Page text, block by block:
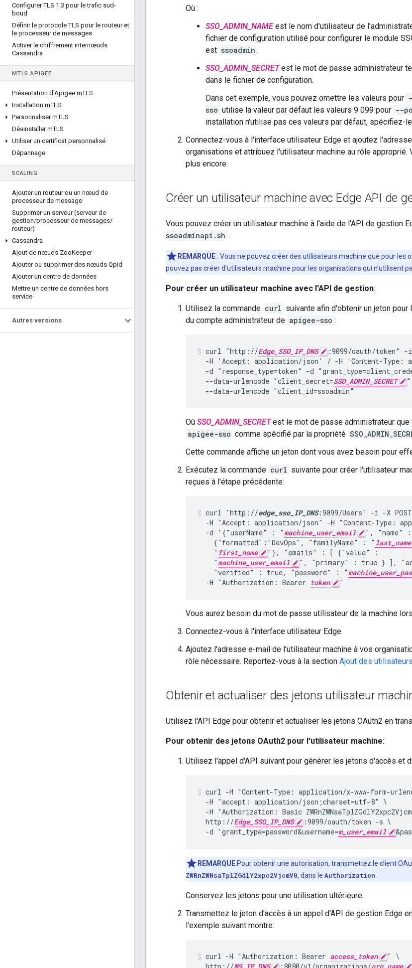
Configurer TLS 1 .3 pour le trafic sud-
boud
Définir le protocole TLS pour le routeur et
le processeur de messages
Activer le chiffrement internœuds
Cassandra
MTLS APIGEE
Présentation d'Apigee mTLS
Installation mTLS
Personnaliser mTLS
Désinstaller mTLS
Utiliser un certificat personnalisé
Dépannage
SCALING
Ajouter un routeur ou un nœud de
processeur de message
Supprimer un serveur (serveur de
gestion/processeur de messages/
routeur)
Cassandra
Ajout de nœuds ZooKeeper
Ajouter ou supprimer des nœuds Qpid
Ajouter un centre de données
Mettre un centre de données hors
service
Autres versions
Où :
SSO_ADMIN_NAMEest le nom d'utilisateur de
fichier de configuration utilisé pour configurer le module
est ssoadmin .
SSO_ADMIN_SECRETest le mot de passe administrateur
dans le fichier de configuration.
Dans cet exemple, vous pouvez omettre les valeurs pour
sso utilise la valeur par défaut les valeurs 9 099 pour --
installation n'utilise pas ces valeurs par défaut, spécifiez-
Connectez-vous à l'interface utilisateur Edge et ajoutez
organisations et attribuez l'utilisateur machine au rôle approprié.
plus encore.
Créer un utilisateur machine avec Edge API de
Vous pouvez créer un utilisateur machine à l'aide de l'API de gestion
ssoadminapi.sh .
REMARQUE : Vous ne pouvez créer des utilisateurs machine que pour les
pouvez pas créer d'utilisateurs machine pour les organisations qui n'utilisent
Pour créer un utilisateur machine avec l'API de gestion:
Utilisez la commande curl suivante afin d'obtenir un jeton pour
du compte administrateur de apigee-sso :
curl "http://Edge_SSO_IP_DNS
:9099/oauth/token" -
-H 'Accept: application/json' / -H 'Content-Type:
-d "response_type=token" -d
  --data-urlencode "client_secret=
SSO_ADMIN_SECRET
  --data-urlencode "client_id=ssoadmin"
Où SSO_ADMIN_SECRETest le mot de passe administrateur
apigee-sso comme spécifié par la propriété
Cette commande affiche un jeton dont vous avez besoin pour
Exécutez la commande curl suivante pour créer l'utilisateur
reçues à l'étape précédente:
curl "http://edge_sso_IP_DNS:9099/Users" -i -X
-H "Accept: application/json" -H "Content-Type:
  -d '{"userName" : "
machine_user_email
", "name" :
    {"formatted":"DevOps", "familyName" : "
last_name
    "
first_name
"}, "emails" : [ {"value" :
    "
machine_user_email
", "primary" : true } ],
    "verified" : true, "password" : "
  -H "Authorization: Bearer
token "
Vous aurez besoin du mot de passe utilisateur de la machine
Connectez-vous à l'interface utilisateur Edge.
Ajoutez l'adresse e-mail de l'utilisateur machine à vos
rôle nécessaire. Reportez-vous à la section Ajout des
Obtenir et actualiser des jetons utilisateur
Utilisez l'API Edge pour obtenir et actualiser les jetons OAuth2 en
Pour obtenir des jetons OAuth2 pour l'utilisateur machine:
Utilisez l'appel d'API suivant pour générer les jetons d'accès et
curl -H "Content-Type: application/x-www-form-
  -H "accept: application/json;charset=utf-8" \
-H "Authorization: Basic
  http://
Edge_SSO_IP_DNS
:9099/oauth/token -s \
  -d 'grant_type=password&username=
m_user_email
REMARQUE:Pour obtenir une autorisation, transmettez le client
ZWRnZWNsaTplZGdlY2xpc2VjcmV0, dans le Authorization
Conservez les jetons pour une utilisation ultérieure.
Transmettez le jeton d'accès à un appel d'API de gestion Edge
l'exemple suivant montre:
curl -H "Authorization: Bearer access_token
" \